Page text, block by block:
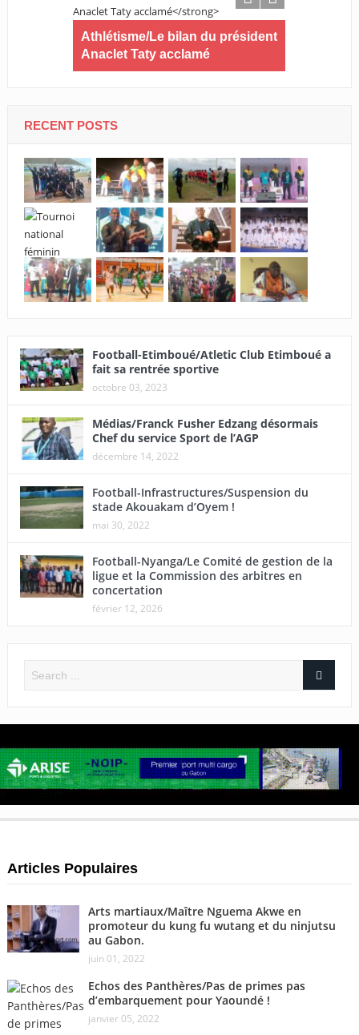
Athlétisme/Le bilan du président
Anaclet Taty acclamé
RECENT POSTS
Football-Etimboué/Atletic Club Etimboué a
fait sa rentrée sportive
octobre 03, 2023
Médias/Franck Fusher Edzang désormais
Chef du service Sport de l’AGP
décembre 14, 2022
Football-Infrastructures/Suspension du
stade Akouakam d’Oyem !
mai 30, 2022
Football-Nyanga/Le Comité de gestion de la
ligue et la Commission des arbitres en
concertation
février 12, 2026
Articles Populaires
Arts martiaux/Maître Nguema Akwe en
promoteur du kung fu wutang et du ninjutsu
au Gabon.
juin 01, 2022
Echos des Panthères/Pas de primes pas
d’embarquement pour Yaoundé !
janvier 05, 2022